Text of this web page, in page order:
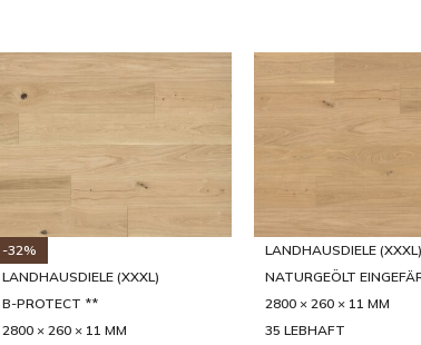
-31%
LANDHAUSDIELE (XXXL)
NATURGEÖLT EINGEFÄRBT
5 × 20 MM
-32%
LANDHAUSDIELE (XXXL)
5 × 20 MM